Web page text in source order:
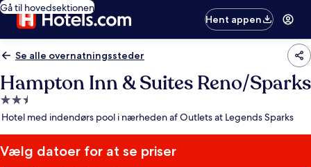
Gå til hovedsektionen
Hent appen
Se alle overnatningssteder
Hampton Inn & Suites Reno/Sparks
2.5-
stjernet
Hotel med indendørs pool i nærheden af Outlets at Legends Sparks
Vælg datoer for at se priser